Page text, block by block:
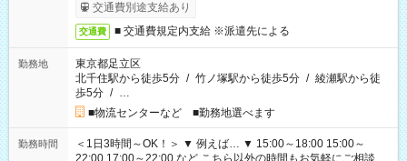
交通費別途支給あり
交通費 ■ 交通費規定内支給 ※派遣先による
勤務地
東京都足立区
北千住駅から徒歩5分 / 竹ノ塚駅から徒歩5分 / 綾瀬駅から徒
歩5分 / …
■物流センターなど ■勤務地選べます
勤務時間
＜1日3時間～OK！＞ ▼ 例えば… ▼ 15:00～18:00 15:00～
22:00 17:00～22:00 など こちら以外の時間もお気軽にご相談く